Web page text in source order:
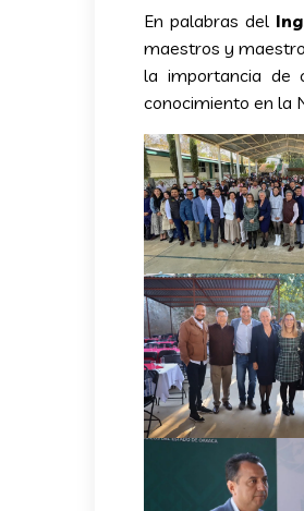
En palabras del
maestros y
la importancia de
conocimiento en la